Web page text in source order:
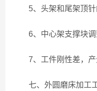
5、头架和尾架顶针
6、中心架支撑块调
7、工件刚性差，产
七、外圆磨床加工工